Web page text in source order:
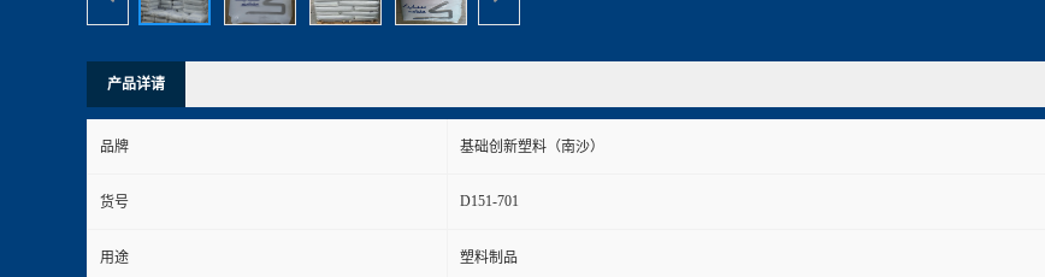
产品详请
品牌 基础创新塑料（南沙）
货号 D151-701
用途 塑料制品